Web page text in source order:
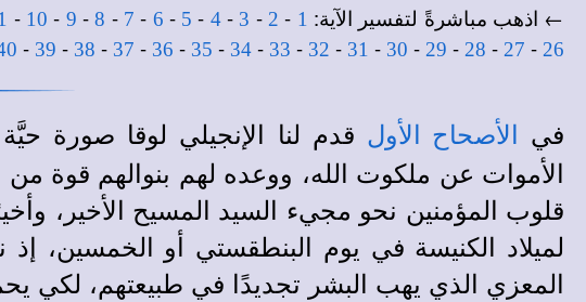
← اذهب مباشرةً لتفسير الآية: 1
-
2
-
3
-
4
-
5
-
6
-
7
-
8
-
9
-
10
-
26
-
27
-
28
-
29
-
30
-
31
-
32
-
33
-
34
-
35
-
36
-
37
-
38
-
39
-
في الأصحاح الأول قدم لنا الإنجيلي لوقا صورة
الأموات عن ملكوت الله، ووعده لهم بنوالهم قوة من
قلوب المؤمنين نحو مجيء السيد المسيح الأخير،
لميلاد الكنيسة في يوم البنطقستي أو الخمسين، إذ
المعزي الذي يهب البشر تجديدًا في طبيعتهم، لكي